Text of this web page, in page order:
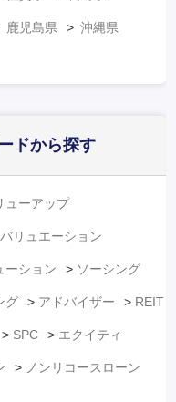
鹿児島県 沖縄県
ドから探す
ューアップ
バリュエーション
ーション ソーシング
グ アドバイザー REIT
SPC エクイティ
ノンリコースローン